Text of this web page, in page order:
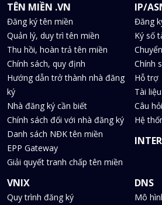
TÊN MIỀN .VN
Đăng ký tên miền
Quản lý, duy trì tên miền
Thu hồi, hoàn trả tên miền
Chính sách, quy định
Hướng dẫn trở thành nhà đăng
ký
Nhà đăng ký cần biết
Chính sách đối với nhà đăng ký
Danh sách NĐK tên miền
EPP Gateway
Giải quyết tranh chấp tên miền
IP/
Đăng
Ký số
Chính
Hỗ trợ
Tài
Câu
Hệ
VNIX
Quy trình đăng ký
DNS
Mô